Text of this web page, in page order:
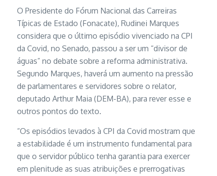
O Presidente do Fórum Nacional das Carreiras
Típicas de Estado (Fonacate), Rudinei Marques
considera que o último episódio vivenciado na CPI
da Covid, no Senado, passou a ser um “divisor de
águas” no debate sobre a reforma administrativa.
Segundo Marques, haverá um aumento na pressão
de parlamentares e servidores sobre o relator,
deputado Arthur Maia (DEM-BA), para rever esse e
outros pontos do texto.
“Os episódios levados à CPI da Covid mostram que
a estabilidade é um instrumento fundamental para
que o servidor público tenha garantia para exercer
em plenitude as suas atribuições e prerrogativas